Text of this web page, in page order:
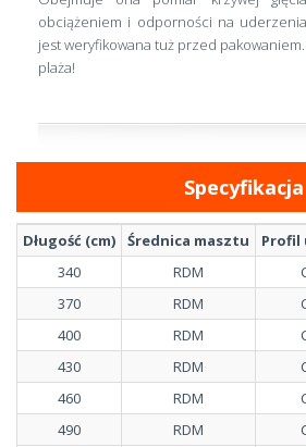
obciążeniem i odporności na
jest weryfikowana tuż przed
plaża!
Specyfikacja
Długość (cm) Średnica masztu Profil
340
RDM
370
RDM
400
RDM
430
RDM
460
RDM
490
RDM